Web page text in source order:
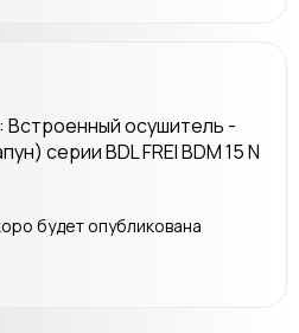
осушитель -
серии BDL FREI BDM 15 N
будет опубликована